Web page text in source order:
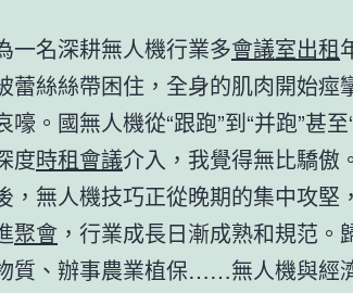
一名深耕無人機行業多會議室出租
蕾絲絲帶困住，全身的肌肉開始痙
嚎。國無人機從“跟跑”到“并跑”甚
度時租會議介入，我覺得無比驕傲。
，無人機技巧正從晚期的集中攻堅
聚會 ，行業成長日漸成熟和規范。
質、辦事農業植保……無人機與經